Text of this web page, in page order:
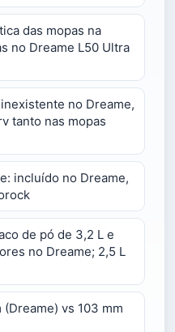
das mopas na
no Dreame L50 Ultra
no Dreame,
tanto nas mopas
incluído no Dreame,
de pó de 3,2 L e
no Dreame; 2,5 L
vs 103 mm